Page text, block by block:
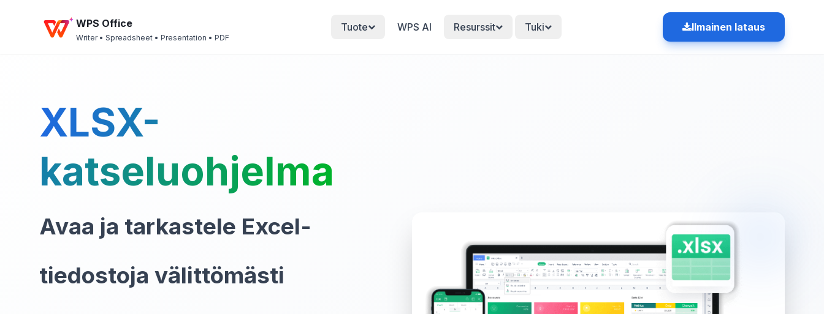
WPS Office
Writer • Spreadsheet • Presentation • PDF
Tuote WPS AI Resurssit Tuki Ilmainen lataus
XLSX-
katseluohjelma
Avaa ja tarkastele Excel-
tiedostoja välittömästi